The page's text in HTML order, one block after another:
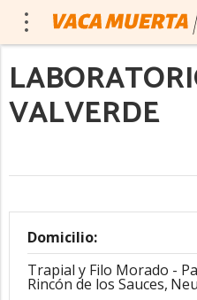
VALVERDE
Domicilio:
Trapial y Filo Morado -
Rincón de los Sauces,